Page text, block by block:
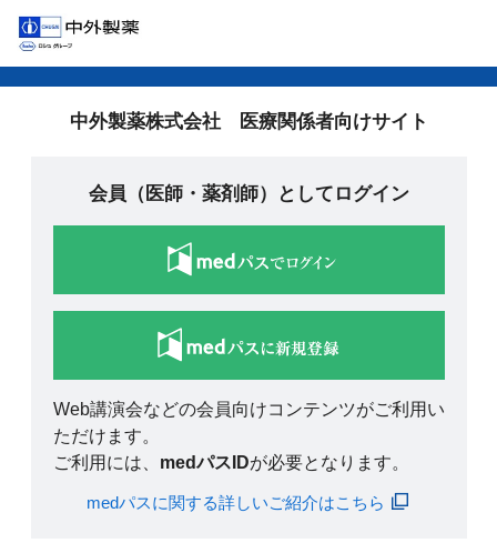
中外製薬株式会社 医療関係者向けサイト
会員（医師・薬剤師）としてログイン
Web講演会などの会員向けコンテンツがご利用い
ただけます。
ご利用には、 medパスIDが必要となります。
medパスに関する詳しいご紹介はこちら